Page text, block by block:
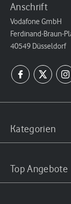
Anschrift
Vodafone GmbH
Ferdinand-Braun-
40549 Düsseldorf
Kategorien
Top Angebote